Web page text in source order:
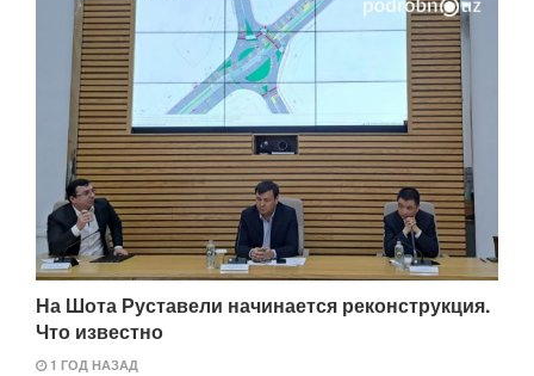
На Шота Руставели начинается реконструкция.
Что известно
1 ГОД НАЗАД